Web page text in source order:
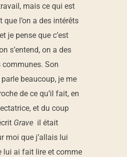
mais ce qui est
que l’on a des intérêts
je pense que c’est
s’entend, on a des
Son
beaucoup, je me
de ce qu’il fait, en
et du coup
Grave il était
moi que j’allais lui
lui ai fait lire et comme